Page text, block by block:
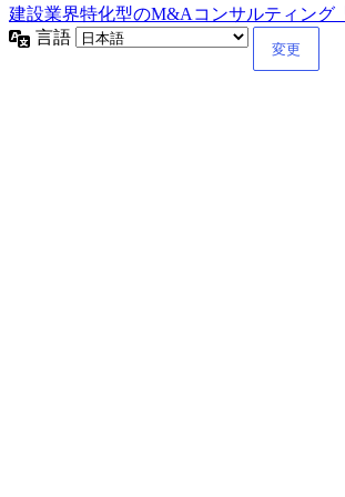
建設業界特化型のM&Aコンサルティング
言語